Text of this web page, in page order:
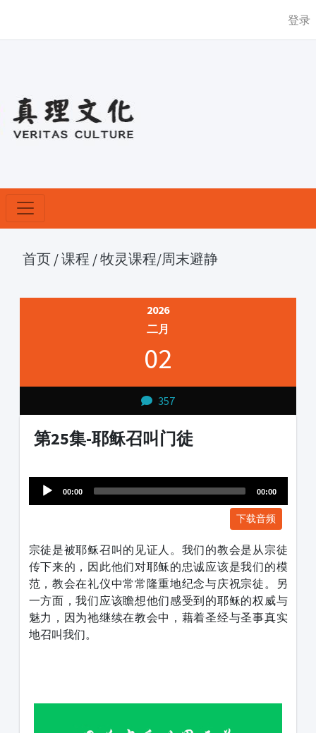
登录
首页 /课程 /牧灵课程/周末避静
2026
二月
02
357
第25集-耶稣召叫门徒
Player
00:00 00:00
下载音频
宗徒是被耶稣召叫的见证人。我们的教会是从宗徒
传下来的，因此他们对耶稣的忠诚应该是我们的模
范，教会在礼仪中常常隆重地纪念与庆祝宗徒。另
一方面，我们应该瞻想他们感受到的耶稣的权威与
魅力，因为祂继续在教会中，藉着圣经与圣事真实
地召叫我们。